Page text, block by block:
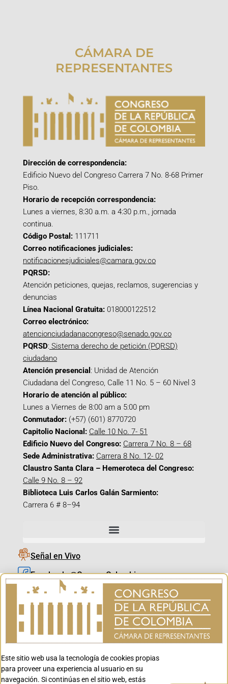
CÁMARA DE
REPRESENTANTES
Dirección de correspondencia:
Edificio Nuevo del Congreso Carrera 7 No. 8-68 Primer
Piso.
Horario de recepción correspondencia:
Lunes a viernes, 8:30 a.m. a 4:30 p.m., jornada
continua.
Código Postal: 111711
Correo notificaciones judiciales:
notificacionesjudiciales@camara.gov.co
PQRSD:
Atención peticiones, quejas, reclamos, sugerencias y
denuncias
Línea Nacional Gratuita: 018000122512
Correo electrónico:
atencionciudadanacongreso@senado.gov.co
PQRSD: Sistema derecho de petición (PQRSD)
ciudadano
Atención presencial : Unidad de Atención
Ciudadana del Congreso, Calle 11 No. 5 – 60 Nivel 3
Horario de atención al público:
Lunes a Viernes de 8:00 am a 5:00 pm
Conmutador: (+57) (601) 8770720
Capitolio Nacional: Calle 10 No. 7- 51
Edificio Nuevo del Congreso: Carrera 7 No. 8 – 68
Sede Administrativa: Carrera 8 No. 12- 02
Claustro Santa Clara – Hemeroteca del Congreso:
Calle 9 No. 8 – 92
Biblioteca Luis Carlos Galán Sarmiento:
Carrera 6 # 8–94
Señal en Vivo
Facebook_@CamaraColombia
Instagram_@CamaraColombia
X_@CamaraColombia
Youtube_@CamaraColombia
Youtube_@CanalCongreso
Este sitio web usa la tecnología de cookies propias
para proveer una experiencia al usuario en su
navegación. Si continúas en el sitio web, estás